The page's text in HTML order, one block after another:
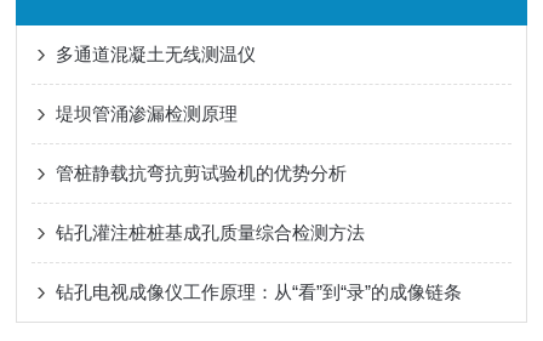
多通道混凝土无线测温仪
堤坝管涌渗漏检测原理
管桩静载抗弯抗剪试验机的优势分析
钻孔灌注桩桩基成孔质量综合检测方法
钻孔电视成像仪工作原理：从“看”到“录”的成像链条